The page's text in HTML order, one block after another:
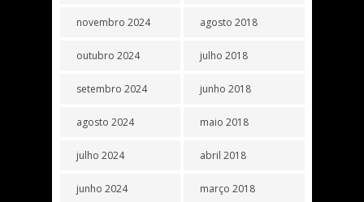
novembro 2024
outubro 2024
setembro 2024
agosto 2024
julho 2024
junho 2024
agosto 2018
julho 2018
junho 2018
maio 2018
abril 2018
março 2018